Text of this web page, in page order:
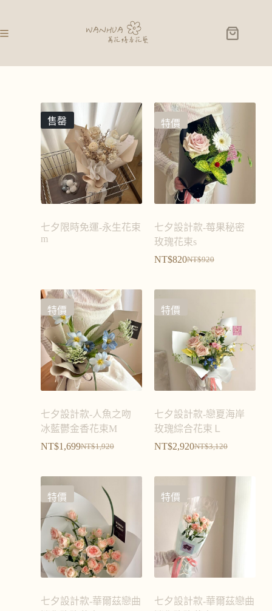
售罄
七夕限時免運-永生花束
m
特價
七夕設計款-莓果秘密
玫瑰花束s
NT$920
NT$820
特價
七夕設計款-人魚之吻
冰藍鬱金香花束M
NT$1,920
NT$1,699
特價
七夕設計款-戀夏海岸
玫瑰綜合花束Ｌ
NT$3,120
NT$2,920
特價
七夕設計款-華爾茲戀曲
特價
七夕設計款-華爾茲戀曲